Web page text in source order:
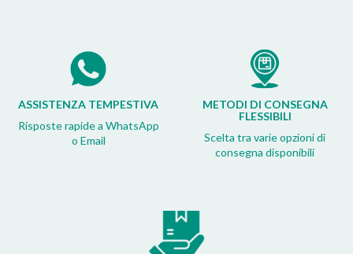
ASSISTENZA TEMPESTIVA
Risposte rapide a WhatsApp
o Email
METODI DI CONSEGNA
FLESSIBILI
Scelta tra varie opzioni di
consegna disponibili